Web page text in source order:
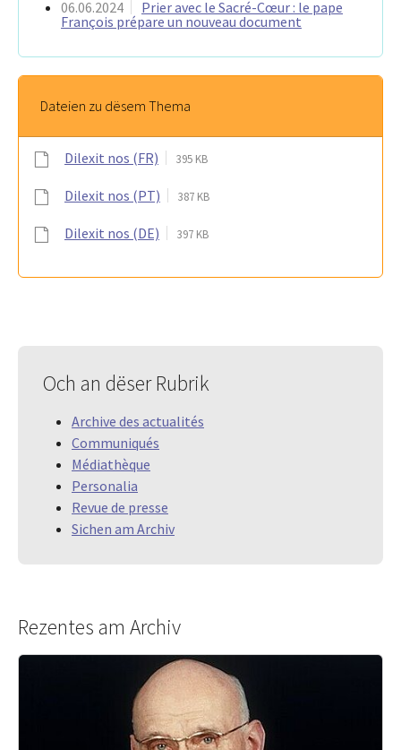
06.06.2024
Prier avec le Sacré-Cœur : le pape
François prépare un nouveau document
Dateien zu dësem Thema
Dilexit nos (FR) 395 KB
Dilexit nos (PT) 387 KB
Dilexit nos (DE) 397 KB
Och an dëser Rubrik
Archive des actualités
Communiqués
Médiathèque
Personalia
Revue de presse
Sichen am Archiv
Rezentes am Archiv